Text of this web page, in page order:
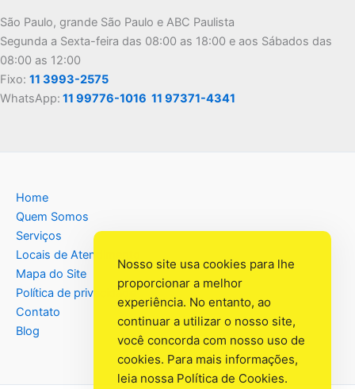
São Paulo, grande São Paulo e ABC Paulista
Segunda a Sexta-feira das 08:00 as 18:00 e aos Sábados das
08:00 as 12:00
Fixo: 11 3993-2575
WhatsApp: 11 99776-1016 11 97371-4341
Home
Quem Somos
Serviços
Locais de Atendimento
Mapa do Site
Política de privacidade
Contato
Blog
Nosso site usa cookies para lhe
proporcionar a melhor
experiência. No entanto, ao
continuar a utilizar o nosso site,
você concorda com nosso uso de
cookies. Para mais informações,
leia nossa Política de Cookies.